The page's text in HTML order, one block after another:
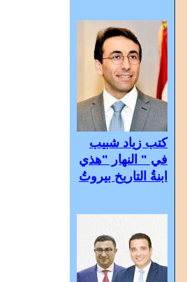
كتب زياد شبيب
في " النهار "هذي
ابنةُ التاريخ بيروتُ